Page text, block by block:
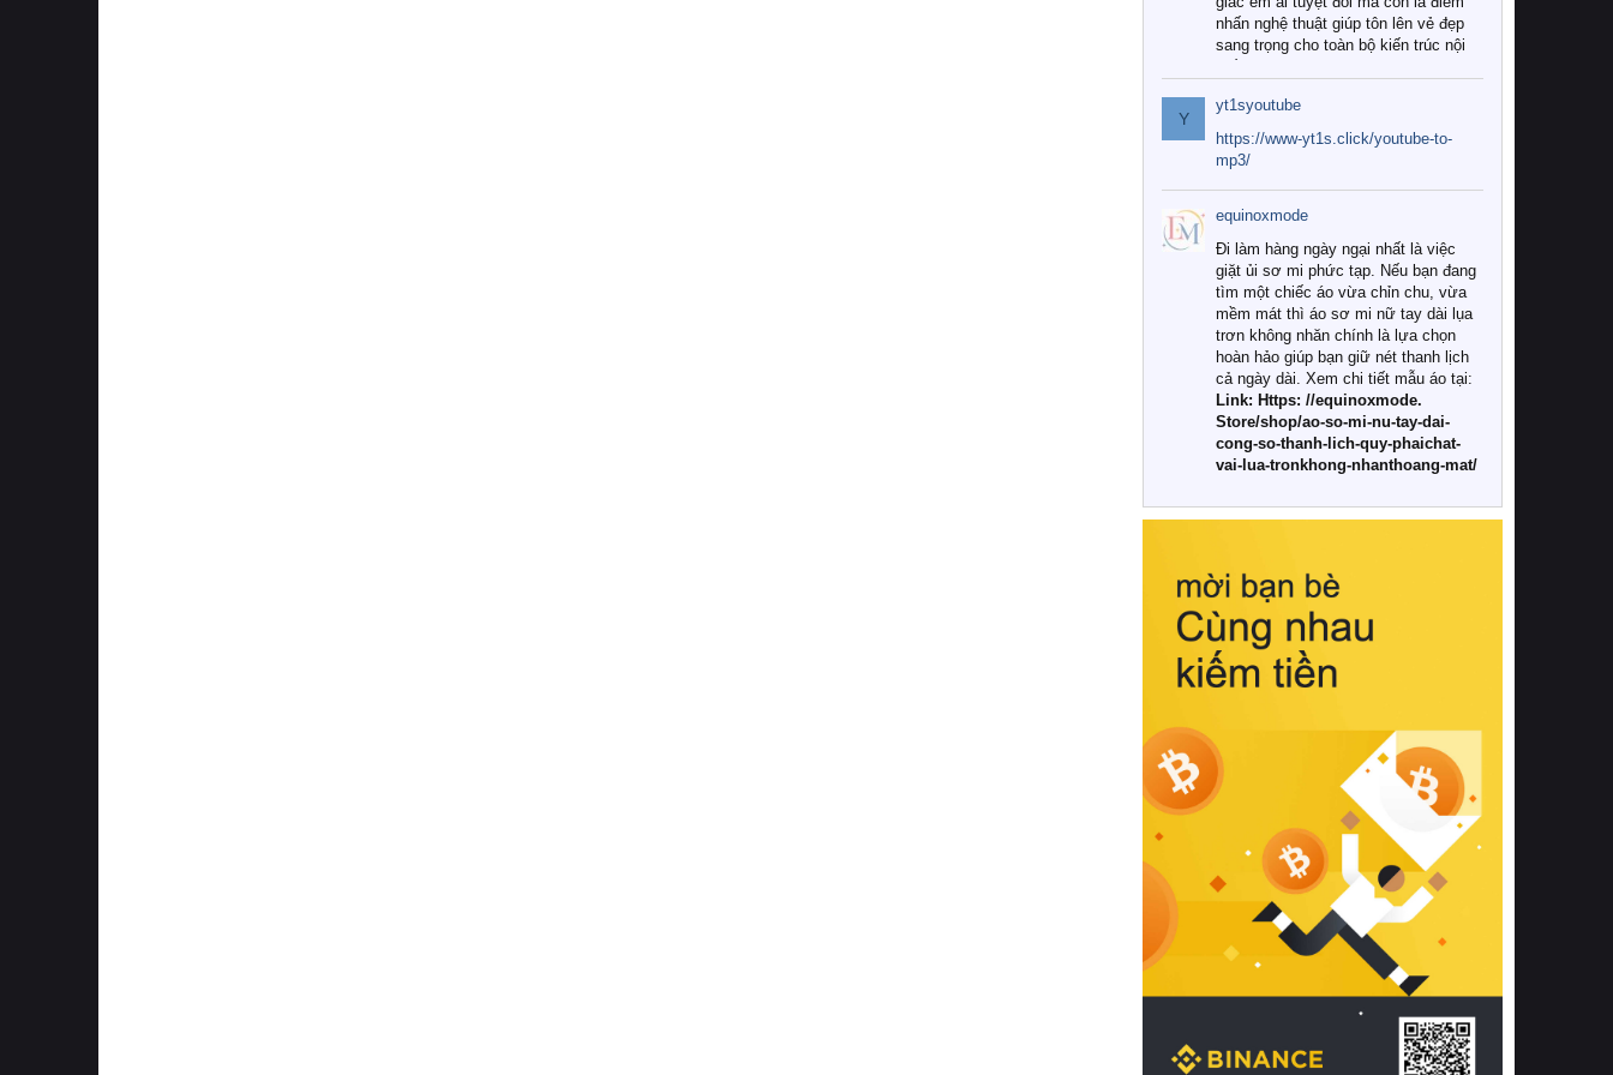
nhấn nghệ thuật giúp tôn lên vẻ đẹp
sang trọng cho toàn bộ kiến trúc nội
Tuy nhiên, giữa thị trường đa dạng
với vô vàn thương hiệu và mẫu mã
như hiện nay, làm thế nào để chọn
được những bộ chăn ga gối đệm cao
cấp thực sự chất lượng, phù hợp với
khí hậu và nhu cầu sử dụng của gia
đình? Hãy cùng chúng tôi đi tìm lời
giải đáp chi tiết qua bài viết dưới đây.
1. Tại sao các gia đình hiện đại lại ưa
chuộng chăn ga gối đệm cao cấp?
Khác với các dòng sản phẩm thông
thường, những bộ chăn ga gối đệm
cao cấp trải qua quy trình sản xuất
nghiêm ngặt từ khâu chọn lọc nguyên
liệu tự nhiên đến công nghệ dệt
nhuộm hiện đại không chứa hóa chất
này, bạn sẽ cảm nhận rõ rệt sự khác
hồi chuẩn xác của phần đệm nâng đỡ
cột sống.
Bên cạnh đó, việc lựa chọn các dòng
sản phẩm đạt chuẩn chất lượng quốc
tế còn giúp ngăn ngừa tình trạng kích
khuẩn và nấm mốc trong điều kiện
thời tiết nóng ẩm. Bạn có thể tìm hiểu
thêm các nghiên cứu khoa học về tác
động của giấc ngủ và môi trường
phòng ngủ đối với sức khỏe con
người tại Sleep Foundation (External
Link) để có cái nhìn toàn diện hơn.
2. Các tiêu chí vàng khi lựa chọn
chăn ga gối đệm cao cấp cho phòng
ngủ
Để sở hữu một bộ chăn ga gối đệm
cao cấp hoàn hảo cả về thẩm mỹ lẫn
công năng, người tiêu dùng cần cân
nhắc kỹ lưỡng các tiêu chí quan trọng
Y
yt1syoutube
https://www-yt1s.click/youtube-to-
mp3/
equinoxmode
Đi làm hàng ngày ngại nhất là việc
giặt ủi sơ mi phức tạp. Nếu bạn đang
tìm một chiếc áo vừa chỉn chu, vừa
mềm mát thì áo sơ mi nữ tay dài lụa
trơn không nhăn chính là lựa chọn
hoàn hảo giúp bạn giữ nét thanh lịch
cả ngày dài. Xem chi tiết mẫu áo tại:
Link: Https: //equinoxmode.
Store/shop/ao-so-mi-nu-tay-dai-
cong-so-thanh-lich-quy-phaichat-
vai-lua-tronkhong-nhanthoang-mat/